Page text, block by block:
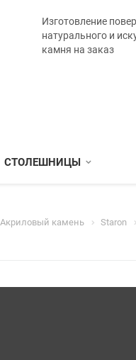
Изготовление
натурального и
камня на заказ
СТОЛЕШНИЦЫ
Акриловый камень Staron